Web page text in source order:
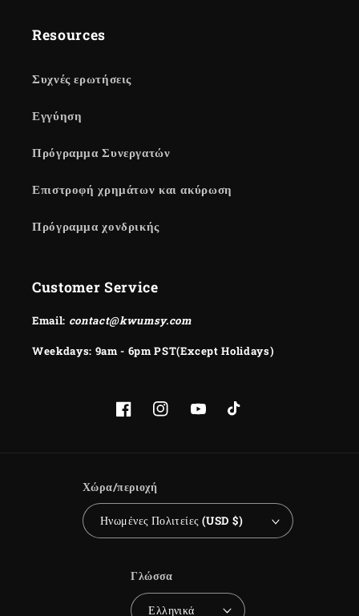
Resources
Συχνές ερωτήσεις
Εγγύηση
Πρόγραμμα Συνεργατών
Επιστροφή χρημάτων και ακύρωση
Πρόγραμμα χονδρικής
Customer Service
Email: contact@kwumsy.com
Weekdays: 9am - 6pm PST(Except Holidays)
FacebookInstagramYouTubeTikTok
Χώρα/περιοχή
Ηνωμένες Πολιτείες (USD $)
Γλώσσα
Ελληνικά